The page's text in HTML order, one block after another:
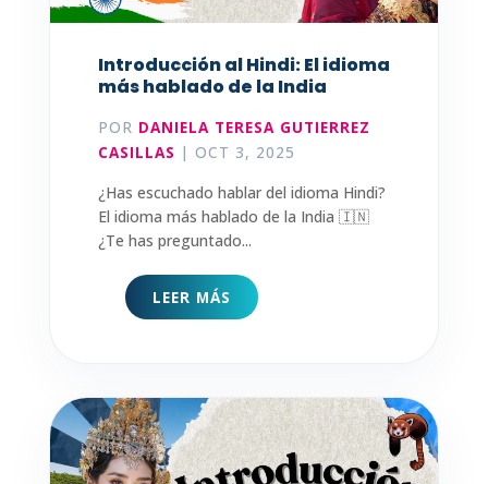
Introducción al Hindi: El idioma
más hablado de la India
POR DANIELA TERESA GUTIERREZ
CASILLAS | OCT 3, 2025
¿Has escuchado hablar del idioma Hindi?
El idioma más hablado de la India 🇮🇳
¿Te has preguntado...
LEER MÁS